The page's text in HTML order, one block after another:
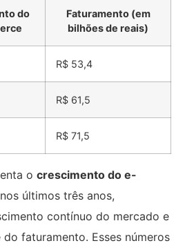
do
Faturamento (em
bilhões de reais)
R$ 53,4
R$ 61,5
R$ 71,5
o crescimento do e-
últimos três anos,
contínuo do mercado e
faturamento. Esses números